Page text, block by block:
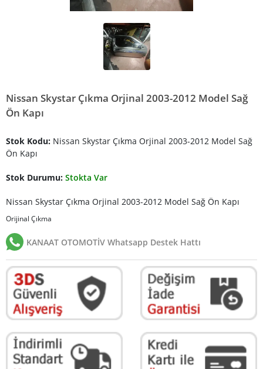
Nissan Skystar Çıkma Orjinal 2003-2012 Model Sağ
Ön Kapı
Stok Kodu: Nissan Skystar Çıkma Orjinal 2003-2012 Model Sağ
Ön Kapı
Stok Durumu: Stokta Var
Nissan Skystar Çıkma Orjinal 2003-2012 Model Sağ Ön Kapı
Orijinal Çıkma
KANAAT OTOMOTİV Whatsapp Destek Hattı